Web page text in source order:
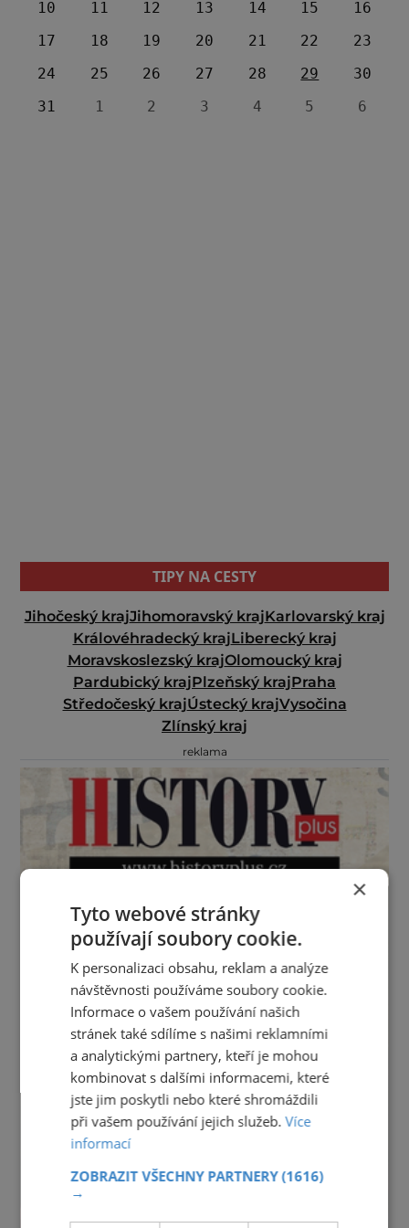
10
11 12 13 14 15
16
17
18 19 20 21 22
23
24
25 26 27 28 29
30
31
1 2 3 4 5 6
TIPY NA CESTY
Jihočeský krajJihomoravský krajKarlovarský kraj
Královéhradecký krajLiberecký kraj
Moravskoslezský krajOlomoucký kraj
Pardubický krajPlzeňský krajPraha
Středočeský krajÚstecký krajVysočina
Zlínský kraj
reklama
×
Tyto webové stránky
používají soubory cookie.
K personalizaci obsahu, reklam a analýze
návštěvnosti používáme soubory cookie.
Informace o vašem používání našich
stránek také sdílíme s našimi reklamními
a analytickými partnery, kteří je mohou
kombinovat s dalšími informacemi, které
jste jim poskytli nebo které shromáždili
při vašem používání jejich služeb.Více
informací
ZOBRAZIT VŠECHNY PARTNERY(1616)
→